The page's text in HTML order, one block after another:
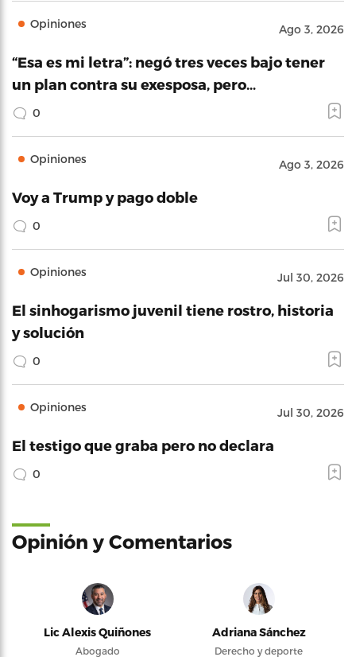
Opiniones Ago 3, 2026
“Esa es mi letra”: negó tres veces bajo tener
un plan contra su exesposa, pero…
0
Opiniones Ago 3, 2026
Voy a Trump y pago doble
0
Opiniones Jul 30, 2026
El sinhogarismo juvenil tiene rostro, historia
y solución
0
Opiniones Jul 30, 2026
El testigo que graba pero no declara
0
Opinión y Comentarios
Lic Alexis Quiñones
Abogado
Adriana Sánchez
Derecho y deporte